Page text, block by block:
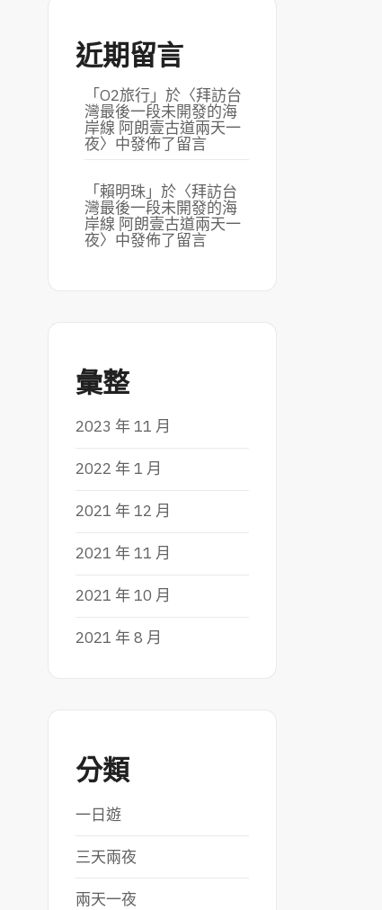
近期留言
「O2旅行」於〈拜訪台
灣最後一段未開發的海
岸線 阿朗壹古道兩天一
夜〉中發佈了留言
「賴明珠」於〈拜訪台
灣最後一段未開發的海
岸線 阿朗壹古道兩天一
夜〉中發佈了留言
彙整
2023 年 11 月
2022 年 1 月
2021 年 12 月
2021 年 11 月
2021 年 10 月
2021 年 8 月
分類
一日遊
三天兩夜
兩天一夜